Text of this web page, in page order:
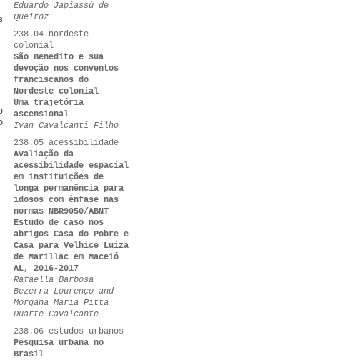
Eduardo Japiassú de
Queiroz
238.04 nordeste
colonial
São Benedito e sua
devoção nos conventos
franciscanos do
Nordeste colonial
Uma trajetória
ascensional
Ivan Cavalcanti Filho
238.05 acessibilidade
Avaliação da
acessibilidade espacial
em instituições de
longa permanência para
idosos com ênfase nas
normas NBR9050/ABNT
Estudo de caso nos
abrigos Casa do Pobre e
Casa para Velhice Luiza
de Marillac em Maceió
AL, 2016-2017
Rafaella Barbosa
Bezerra Lourenço and
Morgana Maria Pitta
Duarte Cavalcante
238.06 estudos urbanos
Pesquisa urbana no
Brasil